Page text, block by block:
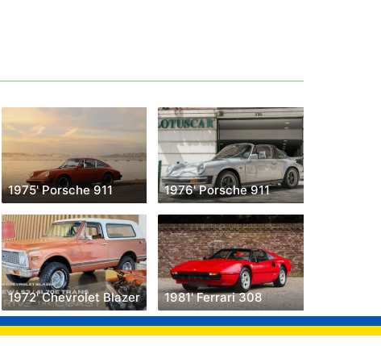
1975' Porsche 911 1976' Porsche 911
1972' Chevrolet Blazer 1981' Ferrari 308